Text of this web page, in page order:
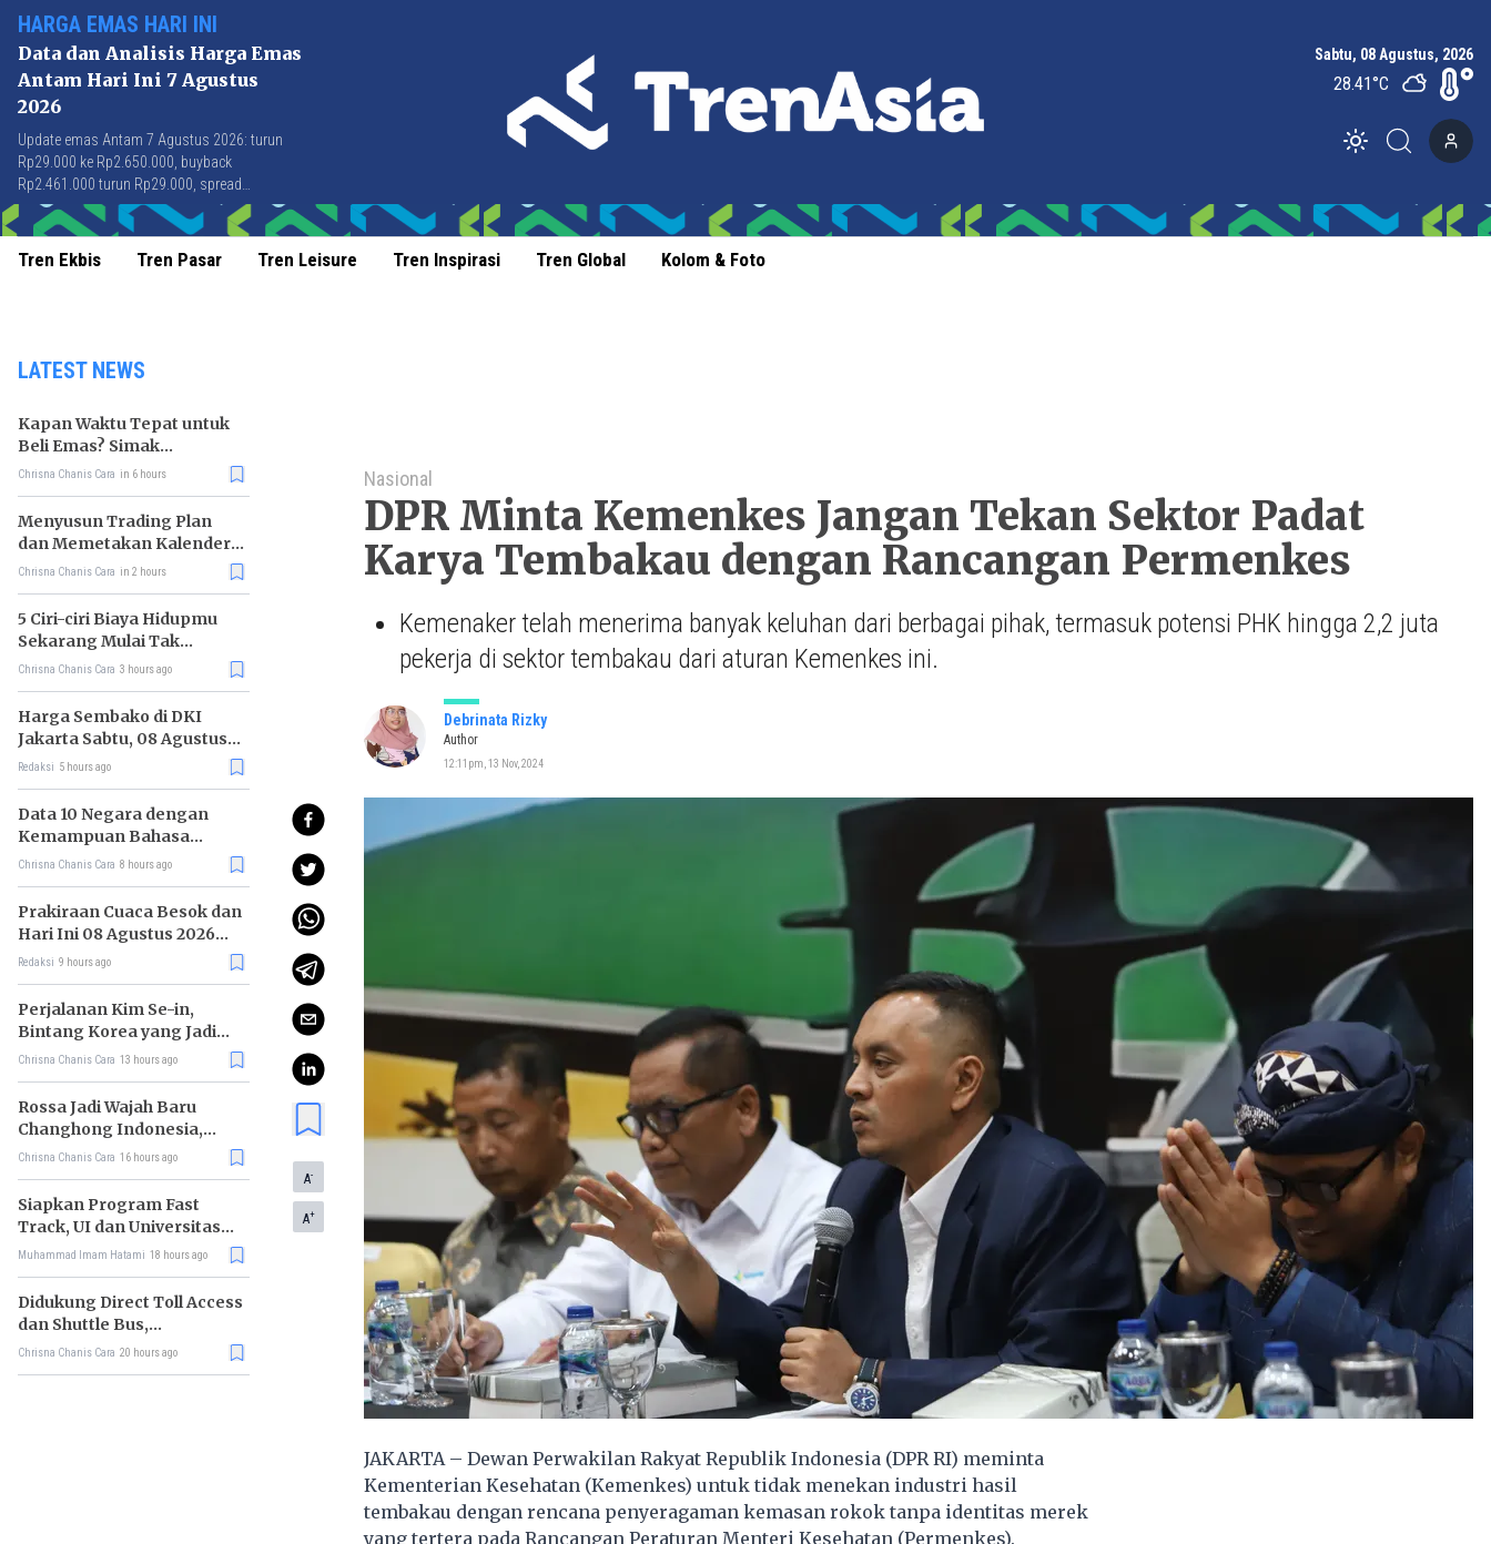
HARGA EMAS HARI INI
Data dan Analisis Harga Emas
Antam Hari Ini 7 Agustus
2026
Update emas Antam 7 Agustus 2026: turun
Rp29.000 ke Rp2.650.000, buyback
Rp2.461.000 turun Rp29.000, spread
Rp189.000 stabil di level terbaik sejak April
2026.
Sabtu, 08 Agustus, 2026
28.41°C
Toggle theme
Tren Ekbis Tren Pasar Tren Leisure Tren Inspirasi Tren Global Kolom & Foto
LATEST NEWS
Kapan Waktu Tepat untuk
Beli Emas? Simak
Strateginya
Chrisna Chanis Cara in 6 hours
Menyusun Trading Plan
dan Memetakan Kalender
Ekonomi Mingguan
Chrisna Chanis Cara in 2 hours
5 Ciri-ciri Biaya Hidupmu
Sekarang Mulai Tak
Terkendali
Chrisna Chanis Cara 3 hours ago
Harga Sembako di DKI
Jakarta Sabtu, 08 Agustus
2026, Daging Kambing
Redaksi 5 hours ago
Data 10 Negara dengan
Kemampuan Bahasa
Inggris Terbaik
Chrisna Chanis Cara 8 hours ago
Prakiraan Cuaca Besok dan
Hari Ini 08 Agustus 2026
untuk Wilayah DKI Jakarta
Redaksi 9 hours ago
Perjalanan Kim Se-in,
Bintang Korea yang Jadi
Kurir Makanan
Chrisna Chanis Cara 13 hours ago
Rossa Jadi Wajah Baru
Changhong Indonesia,
Garansi Produk Kini
Chrisna Chanis Cara 16 hours ago
Siapkan Program Fast
Track, UI dan Universitas
Agung Podomoro Jalin
Muhammad Imam Hatami 18 hours ago
Didukung Direct Toll Access
dan Shuttle Bus,
Paramount Petals Kian
Chrisna Chanis Cara 20 hours ago
A-
A+
Nasional
DPR Minta Kemenkes Jangan Tekan Sektor Padat
Karya Tembakau dengan Rancangan Permenkes
Kemenaker telah menerima banyak keluhan dari berbagai pihak, termasuk potensi PHK hingga 2,2 juta
pekerja di sektor tembakau dari aturan Kemenkes ini.
Debrinata Rizky
Author
12:11pm, 13 Nov, 2024
JAKARTA – Dewan Perwakilan Rakyat Republik Indonesia (DPR RI) meminta
Kementerian Kesehatan (Kemenkes) untuk tidak menekan industri hasil
tembakau dengan rencana penyeragaman kemasan rokok tanpa identitas merek
yang tertera pada Rancangan Peraturan Menteri Kesehatan (Permenkes).